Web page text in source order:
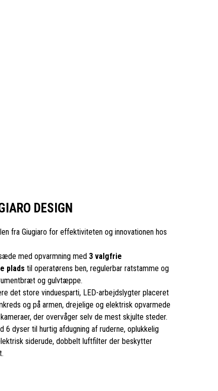
DESIGN
fra Giugiaro for effektiviteten og innovationen hos
med opvarmning med 3 valgfrie
plads til operatørens ben, regulerbar ratstamme og
og gulvtæppe.
det store vinduesparti, LED-arbejdslygter placeret
og på armen, drejelige og elektrisk opvarmede
der overvåger selv de mest skjulte steder.
6 dyser til hurtig afdugning af ruderne, oplukkelig
siderude, dobbelt luftfilter der beskytter